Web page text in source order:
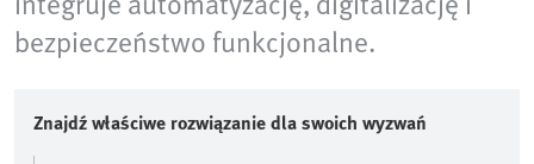
bezpieczeństwo funkcjonalne.
Znajdź właściwe rozwiązanie dla swoich wyzwań